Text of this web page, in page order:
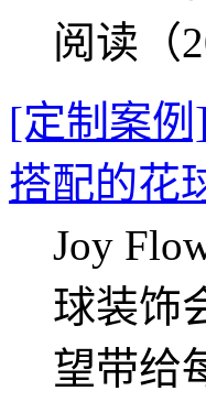
阅读（
[定制案例
搭配的花
Joy
球装饰
望带给